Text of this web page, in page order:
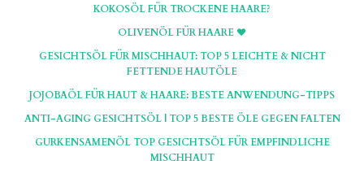
KOKOSÖL FÜR TROCKENE HAARE?
OLIVENÖL FÜR HAARE ♥
GESICHTSÖL FÜR MISCHHAUT: TOP 5 LEICHTE & NICHT
FETTENDE HAUTÖLE
JOJOBAÖL FÜR HAUT & HAARE: BESTE ANWENDUNG-TIPPS
ANTI-AGING GESICHTSÖL | TOP 5 BESTE ÖLE GEGEN FALTEN
GURKENSAMENÖL TOP GESICHTSÖL FÜR EMPFINDLICHE
MISCHHAUT